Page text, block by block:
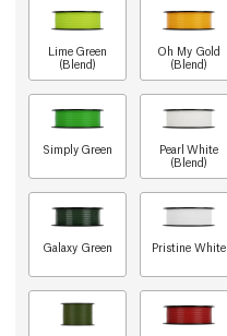
Lime Green
(Blend)
Oh My Gold
(Blend)
Simply Green
Pearl White
(Blend)
Galaxy Green Pristine White